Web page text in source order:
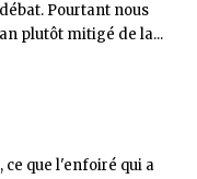
Pourtant nous
plutôt mitigé de la...
que l'enfoiré qui a